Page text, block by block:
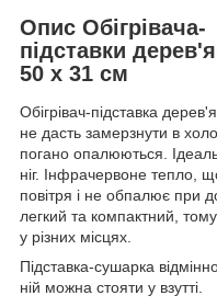
Опис Обігрівача-
підставки
50 х 31 см
Обігрівач-підставка
не дасть замерзнути в
погано опалюються.
ніг. Інфрачервоне тепло,
повітря і не обпалює при
легкий та компактний,
у різних місцях.
Підставка-сушарка
ній можна стояти у взутті.